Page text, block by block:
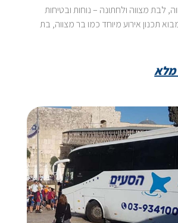
לבת מצווה ולחתונה – נוחות ובטיחות
תכנון אירוע מיוחד כמו בר מצווה, בת